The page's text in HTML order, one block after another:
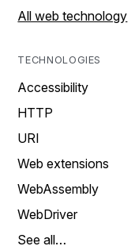
All web technology
TECHNOLOGIES
Accessibility
HTTP
URI
Web extensions
WebAssembly
WebDriver
See all…